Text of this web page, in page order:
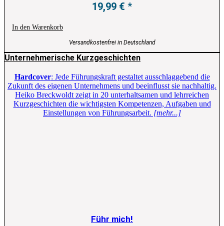
19,99 €
In den Warenkorb
Versandkostenfrei in Deutschland
Unternehmerische Kurzgeschichten
Hardcover: Jede Führungskraft gestaltet ausschlaggebend die
Zukunft des eigenen Unternehmens und beeinflusst sie nachhaltig.
Heiko Breckwoldt zeigt in 20 unterhaltsamen und lehrreichen
Kurzgeschichten die wichtigsten Kompetenzen, Aufgaben und
Einstellungen von Führungsarbeit. [mehr...]
Führ mich!